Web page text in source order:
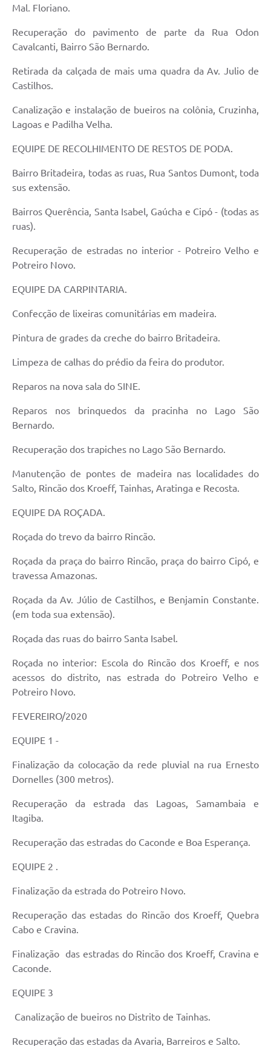
Mal. Floriano.
Recuperação do pavimento de parte da Rua Odon
Cavalcanti, Bairro São Bernardo.
Retirada da calçada de mais uma quadra da Av. Julio de
Castilhos.
Canalização e instalação de bueiros na colônia, Cruzinha,
Lagoas e Padilha Velha.
EQUIPE DE RECOLHIMENTO DE RESTOS DE PODA.
Bairro Britadeira, todas as ruas, Rua Santos Dumont, toda
sus extensão.
Bairros Querência, Santa Isabel, Gaúcha e Cipó - (todas as
ruas).
Recuperação de estradas no interior - Potreiro Velho e
Potreiro Novo.
EQUIPE DA CARPINTARIA.
Confecção de lixeiras comunitárias em madeira.
Pintura de grades da creche do bairro Britadeira.
Limpeza de calhas do prédio da feira do produtor.
Reparos na nova sala do SINE.
Reparos nos brinquedos da pracinha no Lago São
Bernardo.
Recuperação dos trapiches no Lago São Bernardo.
Manutenção de pontes de madeira nas localidades do
Salto, Rincão dos Kroeff, Tainhas, Aratinga e Recosta.
EQUIPE DA ROÇADA.
Roçada do trevo da bairro Rincão.
Roçada da praça do bairro Rincão, praça do bairro Cipó, e
travessa Amazonas.
Roçada da Av. Júlio de Castilhos, e Benjamin Constante.
(em toda sua extensão).
Roçada das ruas do bairro Santa Isabel.
Roçada no interior: Escola do Rincão dos Kroeff, e nos
acessos do distrito, nas estrada do Potreiro Velho e
Potreiro Novo.
FEVEREIRO/2020
EQUIPE 1 -
Finalização da colocação da rede pluvial na rua Ernesto
Dornelles (300 metros).
Recuperação da estrada das Lagoas, Samambaia e
Itagiba.
Recuperação das estradas do Caconde e Boa Esperança.
EQUIPE 2 .
Finalização da estrada do Potreiro Novo.
Recuperação das estadas do Rincão dos Kroeff, Quebra
Cabo e Cravina.
Finalização das estradas do Rincão dos Kroeff, Cravina e
Caconde.
EQUIPE 3
Canalização de bueiros no Distrito de Tainhas.
Recuperação das estadas da Avaria, Barreiros e Salto.